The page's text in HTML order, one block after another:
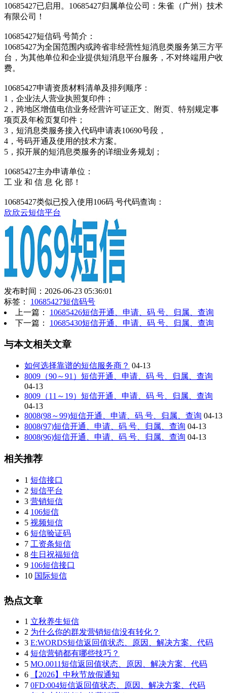
10685427已启用。10685427归属单位公司：朱雀（广州）技术
有限公司！
10685427短信码 号简介：
10685427为全国范围内或跨省非经营性短消息类服务第三方平
台，为其他单位和企业提供短消息平台服务，不对终端用户收
费。
10685427申请资质材料清单及排列顺序：
1，企业法人营业执照复印件；
2，跨地区增值电信业务经营许可证正文、附页、特别规定事
项页及年检页复印件；
3，短消息类服务接入代码申请表10690号段，
4，号码开通及使用的技术方案。
5，拟开展的短消息类服务的详细业务规划；
10685427主办申请单位：
工 业 和 信 息 化 部！
10685427类似已投入使用106码 号代码查询：
欣欣云短信平台
发布时间：2026-06-23 05:36:01
标签： 10685427短信码号
上一篇： 10685426短信开通、申请、码 号、归属、查询
下一篇： 10685430短信开通、申请、码 号、归属、查询
与本文相关文章
如何选择靠谱的短信服务商？ 04-13
8009（90～91）短信开通、申请、码 号、归属、查询
04-13
8009（11～19）短信开通、申请、码 号、归属、查询
04-13
8008(98～99)短信开通、申请、码 号、归属、查询 04-13
8008(97)短信开通、申请、码 号、归属、查询 04-13
8008(96)短信开通、申请、码 号、归属、查询 04-13
相关推荐
1 短信接口
2 短信平台
3 营销短信
4 106短信
5 视频短信
6 短信验证码
7 工资条短信
8 生日祝福短信
9 106短信接口
10 国际短信
热点文章
1 立秋养生短信
2 为什么你的群发营销短信没有转化？
3 E:WORDS短信返回值状态、原因、解决方案、代码
4 短信营销都有哪些技巧？
5 MO.0011短信返回值状态、原因、解决方案、代码
6
【2026】中秋节放假通知
7 0FD:004短信返回值状态、原因、解决方案、代码